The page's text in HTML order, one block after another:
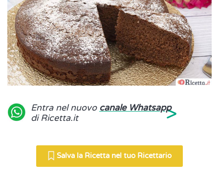
Entra nel nuovo canale Whatsapp
di Ricetta.it
>
Salva la Ricetta nel tuo Ricettario